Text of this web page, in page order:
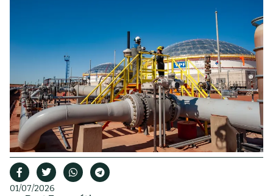
01/07/2026